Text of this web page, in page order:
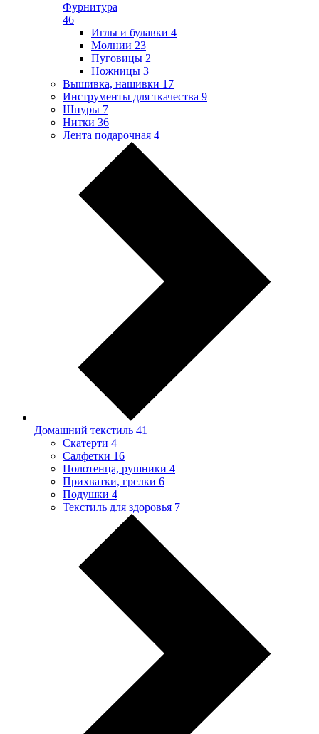
Фурнитура
46
Иглы и булавки 4
Молнии 23
Пуговицы 2
Ножницы 3
Вышивка, нашивки 17
Инструменты для ткачества 9
Шнуры 7
Нитки 36
Лента подарочная 4
Домашний текстиль 41
Скатерти 4
Салфетки 16
Полотенца, рушники 4
Прихватки, грелки 6
Подушки 4
Текстиль для здоровья 7